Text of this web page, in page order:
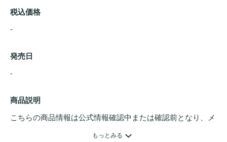
税込価格
-
発売日
-
商品説明
こちらの商品情報は公式情報確認中または確認前となり、メ
もっとみる